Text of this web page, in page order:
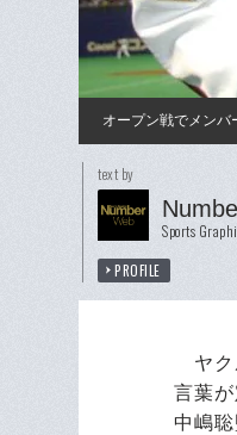
オープン戦でメン
text by
Sports
PROFILE
ヤク
言葉
中嶋